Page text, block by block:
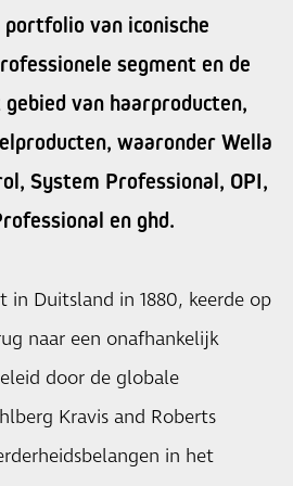
portfolio van iconische
segment en de
van haarproducten,
waaronder Wella
System Professional, OPI,
en ghd.
Duitsland in 1880, keerde op
naar een onafhankelijk
door de globale
Kravis and Roberts
in het